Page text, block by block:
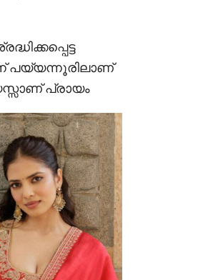
പയ്യന്നൂരിലാണ്
പ്രായം